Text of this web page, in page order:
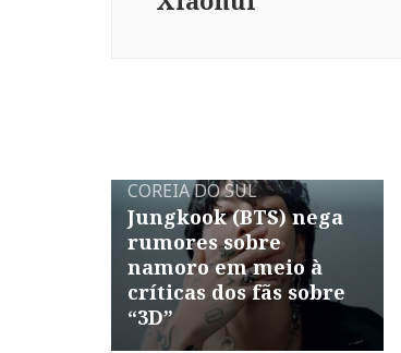
COREIA DO SUL
Jungkook (BTS) nega
rumores sobre
namoro em meio à
críticas dos fãs sobre
“3D”